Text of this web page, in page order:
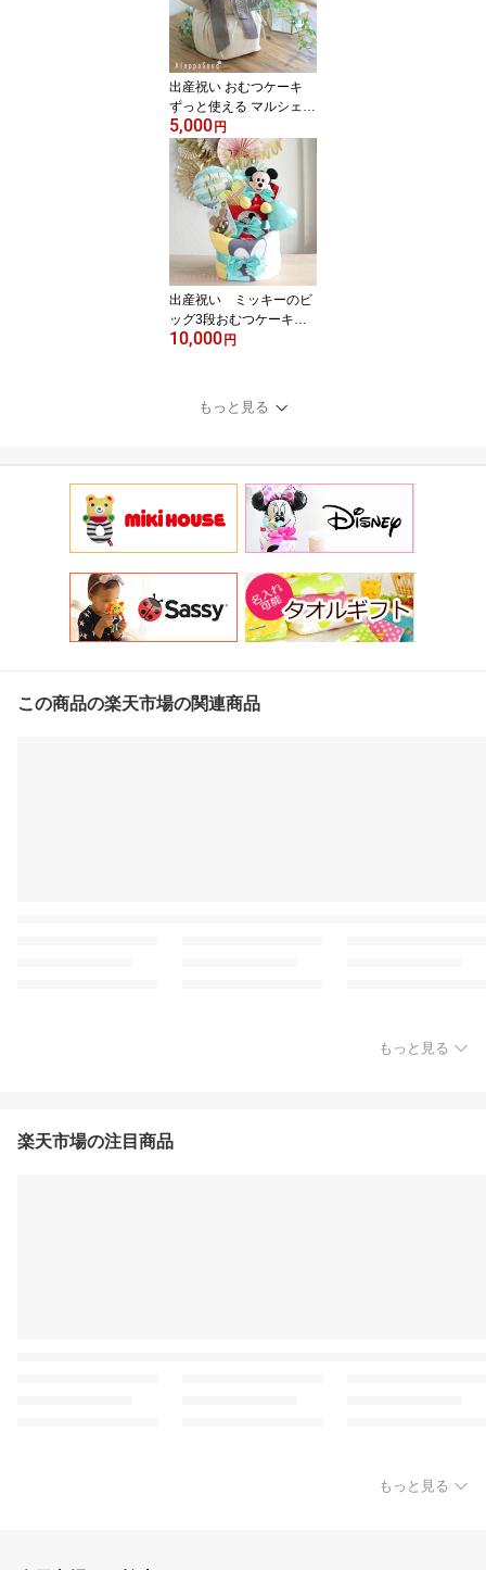
ース メリーズ ギフ
ト 名入れ刺繍 誕生
日 送料無料 トイスト
ーリー
出産祝い おむつケーキ
ずっと使える マルシェバ
ッグ お買い物エコバッグ
おむつバッグ 名入れ 送
料無料 即日発送 ベビー
ギフト ベビーシャワー
バースデー 1歳 誕生日 男
の子 女の子 メリーズ グ
ーン パンパース マザー
ズバッグ
5,000円
出産祝い ミッキーのビ
ッグ3段おむつケーキ
身長計タオル バスタオ
ーボール ベビートイ
ディズニー 送料無料
10,000円
もっと見る
この商品の楽天市場の関連商品
もっと見る
楽天市場の注目商品
もっと見る